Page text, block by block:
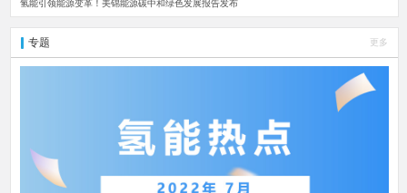
氢能引领能源变革！美锦能源碳中和绿色发展报告发布
专题 更多